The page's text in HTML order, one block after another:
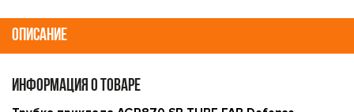
ОПИСАНИЕ
ИНФОРМАЦИЯ О ТОВАРЕ